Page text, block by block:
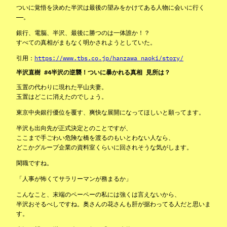
ついに覚悟を決めた半沢は最後の望みをかけてある人物に会いに行く
——。
銀行、電脳、半沢、最後に勝つのは一体誰か！？
すべての真相がまもなく明かされようとしていた。
引用： https://www.tbs.co.jp/hanzawa_naoki/story/
半沢直樹 #4半沢の逆襲！ついに暴かれる真相 見所は？
玉置の代わりに現れた平山夫妻。
玉置はどこに消えたのでしょう。
東京中央銀行優位を覆す、爽快な展開になってほしいと願ってます。
半沢も出向先が正式決定とのことですが、
ここまで手ごわい危険な橋を渡るのもいとわない人なら、
どこかグループ企業の資料室くらいに回されそうな気がします。
閑職ですね。
「人事が怖くてサラリーマンが務まるか」
こんなこと、末端のペーペーの私には強くは言えないから、
半沢おそるべしですね。奥さんの花さんも肝が据わってる人だと思いま
す。